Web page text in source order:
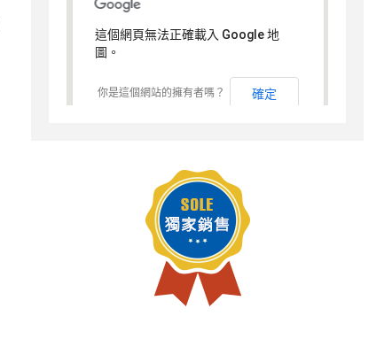
這個網頁無法正確載入 Google 地
圖。
你是這個網站的擁有者嗎？ 確定